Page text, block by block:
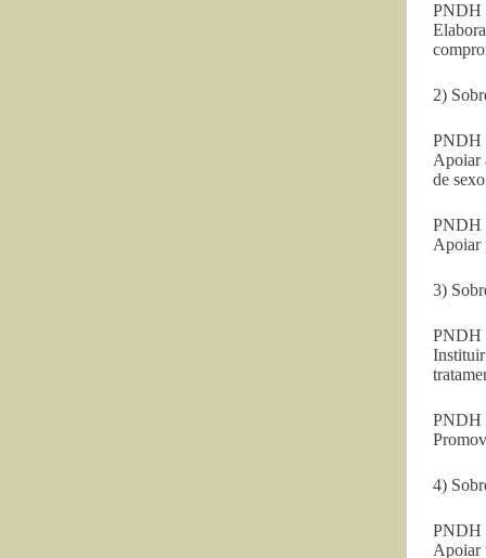
PNDH
2)
PNDH
Apoiar
de
PNDH
Apoiar
3)
PNDH
Instituir
PNDH
4)
PNDH
Apoiar